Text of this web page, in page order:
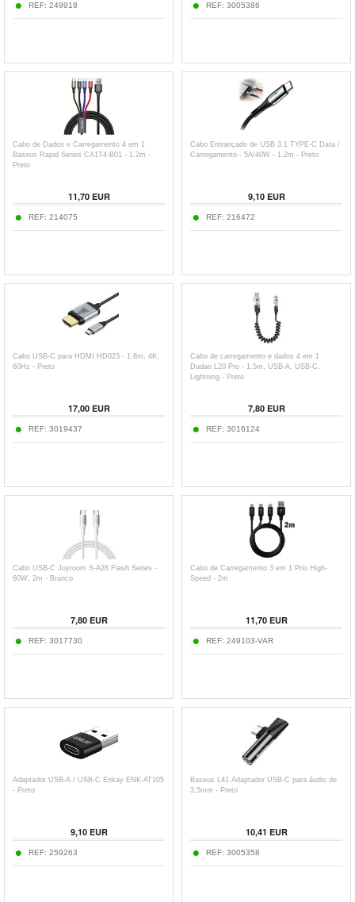
REF: 249918 REF: 3005386
Cabo de Dados e Carregamento 4 em 1
Baseus Rapid Series CA1T4-B01 - 1.2m -
Preto
11,70EUR
REF: 214075
Cabo Entrançado de USB 3.1 TYPE-C Data /
Carregamento - 5A/40W - 1.2m - Preto
9,10EUR
REF: 216472
Cabo USB-C para HDMI HD023 - 1.8m, 4K,
60Hz - Preto
17,00EUR
REF: 3019437
Cabo de carregamento e dados 4 em 1
Dudao L20 Pro - 1.5m, USB-A, USB-C,
Lightning - Preto
7,80EUR
REF: 3016124
Cabo USB-C Joyroom S-A28 Flash Series -
60W, 2m - Branco
7,80EUR
REF: 3017730
Cabo de Carregamento 3 em 1 Prio High-
Speed - 2m
11,70EUR
REF: 249103-VAR
Adaptador USB-A / USB-C Enkay ENK-AT105
- Preto
9,10EUR
REF: 259263
Baseus L41 Adaptador USB-C para áudio de
3.5mm - Preto
10,41 EUR
REF: 3005358